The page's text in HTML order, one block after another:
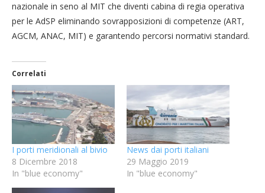
nazionale in seno al MIT che diventi cabina di regia operativa
per le AdSP eliminando sovrapposizioni di competenze (ART,
AGCM, ANAC, MIT) e garantendo percorsi normativi standard.
Correlati
I porti meridionali al bivio
8 Dicembre 2018
In "blue economy"
News dai porti italiani
29 Maggio 2019
In "blue economy"